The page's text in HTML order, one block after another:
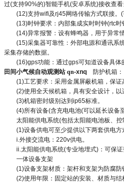
过(支持90%的)智能手机(安卓系统)接收查
(12)支持wifi及rj45网络传输方式联接。 (
(13)时钟要求：内部集成实时时钟(rtc时
(14)异常报警：设有蜂鸣器，用于异常
(15)采集器可靠性：外部电源和通讯系
采集存储的数据。
(16)gps功能：通过gps可知道设备具体
田间小气候自动观测站 qn-xnq 防护机箱：
(1)工艺要求：采用金属屏蔽机箱，保证
(2)使用全天候机箱，具有安全设计，以
(3)机箱密封级别达到 ip65标准。
(4)所有设备(含充电电池(可以延长设备
太阳能供电系统(包括太阳能电池板、
(1)设备供电可至少提供以下两套供电方
i.外接交流电： 220v供电。
ii.太阳能供电系统(专业地埋式) ：可保
一体设备支架
(1)设备支架材质：架杆和支架为防腐防
(2)使用年限：固定站的安装、材质与